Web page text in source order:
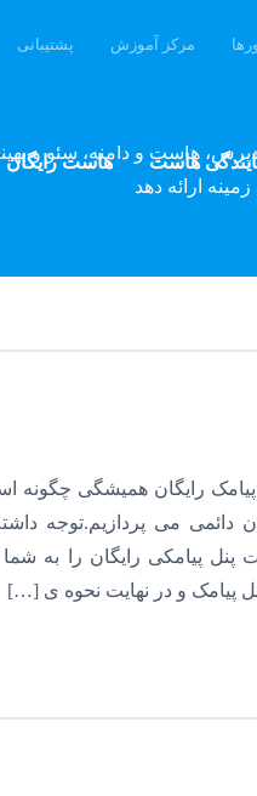
هاست رایگان هاست
پشتیبانی مرکز آموزش
هاست و دامنه، سئو و
رایگان همیشگی
دائمی می پردازیم.توجه
پنل پیامکی رایگان را به
پیامک و در نهایت نحوه ی […]